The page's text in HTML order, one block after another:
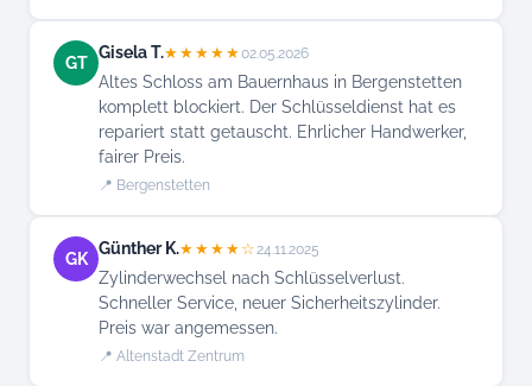
GT
Gisela T.★★★★★02.05.2026
Altes Schloss am Bauernhaus in Bergenstetten
komplett blockiert. Der Schlüsseldienst hat es
repariert statt getauscht. Ehrlicher Handwerker,
fairer Preis.
📍 Bergenstetten
GK
Günther K.★★★★☆24.11.2025
Zylinderwechsel nach Schlüsselverlust.
Schneller Service, neuer Sicherheitszylinder.
Preis war angemessen.
📍 Altenstadt Zentrum